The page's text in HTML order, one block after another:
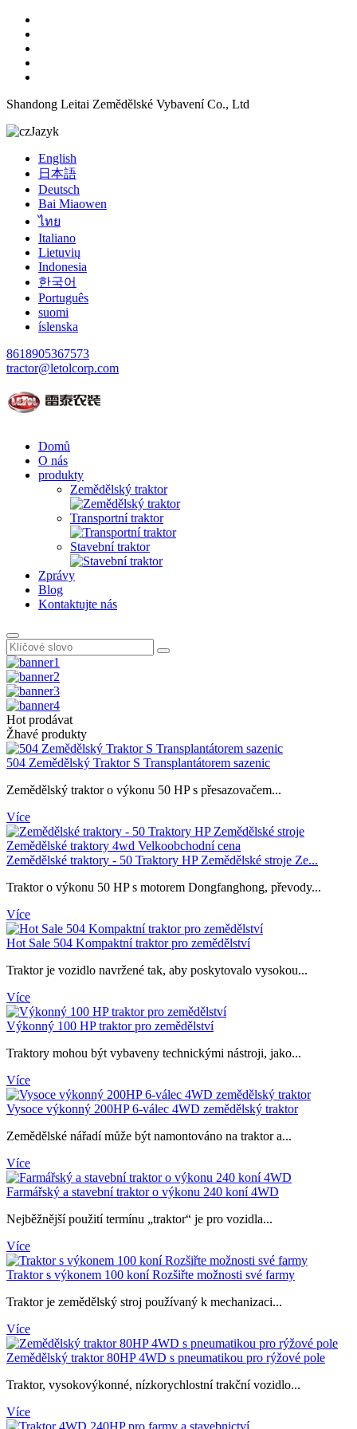
Shandong Leitai Zemědělské Vybavení Co., Ltd
Jazyk
English
日本語
Deutsch
Bai Miaowen
ไทย
Italiano
Lietuvių
Indonesia
한국어
Português
suomi
íslenska
8618905367573
tractor@letolcorp.com
Domů
O nás
produkty
Zemědělský traktor
Transportní traktor
Stavební traktor
Zprávy
Blog
Kontaktujte nás
Hot prodávat
Žhavé produkty
504 Zemědělský Traktor S Transplantátorem sazenic
Zemědělský traktor o výkonu 50 HP s přesazovačem...
Více
Zemědělské traktory - 50 Traktory HP Zemědělské stroje Ze...
Traktor o výkonu 50 HP s motorem Dongfanghong, převody...
Více
Hot Sale 504 Kompaktní traktor pro zemědělství
Traktor je vozidlo navržené tak, aby poskytovalo vysokou...
Více
Výkonný 100 HP traktor pro zemědělství
Traktory mohou být vybaveny technickými nástroji, jako...
Více
Vysoce výkonný 200HP 6-válec 4WD zemědělský traktor
Zemědělské nářadí může být namontováno na traktor a...
Více
Farmářský a stavební traktor o výkonu 240 koní 4WD
Nejběžnější použití termínu „traktor“ je pro vozidla...
Více
Traktor s výkonem 100 koní Rozšiřte možnosti své farmy
Traktor je zemědělský stroj používaný k mechanizaci...
Více
Zemědělský traktor 80HP 4WD s pneumatikou pro rýžové pole
Traktor, vysokovýkonné, nízkorychlostní trakční vozidlo...
Více